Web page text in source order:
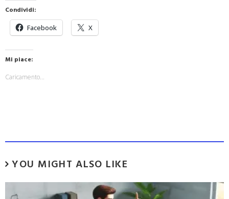
Condividi:
Facebook X
Mi piace:
Caricamento...
YOU MIGHT ALSO LIKE